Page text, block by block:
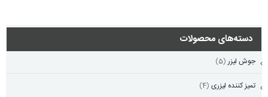
دسته‌های محصولات
جوش لیزر (5)
تمیز کننده لیزری (4)